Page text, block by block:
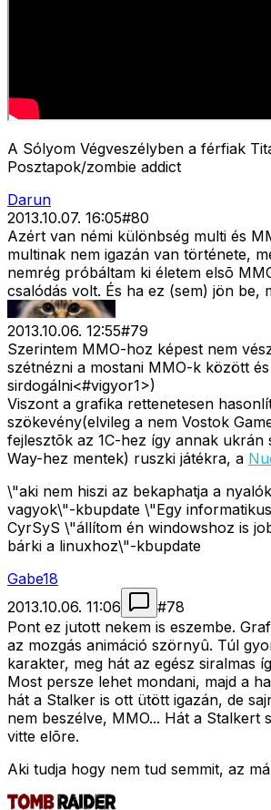
A Sólyom Végveszélyben a férfiak
Posztapok/zombie addict
Darun
2013.10.07. 16:05#80
Azért van némi különbség multi és
multinak nem igazán van története,
nemrég próbáltam ki életem elsõ
csalódás volt. És ha ez (sem) jön be,
2013.10.06. 12:55#79
Szerintem MMO-hoz képest nem
szétnézni a mostani MMO-k között és
sirdogálni<#vigyor1>)
Viszont a grafika rettenetesen
szökevény(elvileg a nem Vostok
fejlesztõk az 1C-hez így annak ukrán
Way-hez mentek) ruszki játékra, a
\"aki nem hiszi az bekaphatja a
vagyok\"-kbupdate \"Egy
CyrSyS \"állítom én windowshoz is
bárki a linuxhoz\"-kbupdate
Gabe18
2013.10.06. 11:06
#78
Pont ez jutott nekem is eszembe.
az mozgás animáció szörnyû. Túl
karakter, meg hát az egész siralmas
Most persze lehet mondani, majd a
hát a Stalker is ott ütött igazán, de
nem beszélve, MMO... Hát a Stalkert
vitte elõre.
Aki tudja hogy nem tud semmit, az